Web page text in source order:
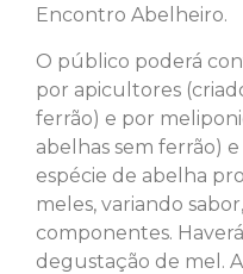
Encontro Abelheiro.
O público poderá
por apicultores
ferrão) e por
abelhas sem ferrão)
espécie de abelha
meles, variando
componentes.
degustação de mel.